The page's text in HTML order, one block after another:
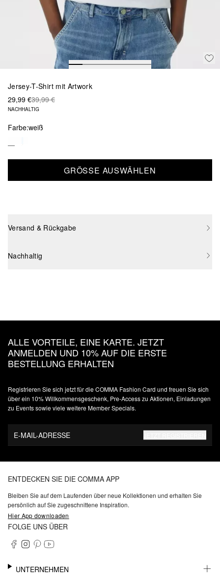
Jersey-T-Shirt mit Artwork
29,99 €39,99 €
NACHHALTIG
Farbe:weiß
GRÖSSE AUSWÄHLEN
Versand & Rückgabe
Nachhaltig
ALLE VORTEILE, EINE KARTE. JETZT
ANMELDEN UND 10% AUF DIE ERSTE
BESTELLUNG ERHALTEN
Registrieren Sie sich jetzt für die COMMA Fashion Card und freuen Sie sich
über ein 10% Willkommensgeschenk, Pre-Access zu Aktionen, Einladungen
zu Events sowie viele weitere Member Specials.
E-MAIL-ADRESSE
ENTDECKEN SIE DIE COMMA APP
Bleiben Sie auf dem Laufenden über neue Kollektionen und erhalten Sie
persönlich auf Sie zugeschnittene Inspiration.
Hier App downloaden
FOLGE UNS ÜBER
UNTERNEHMEN